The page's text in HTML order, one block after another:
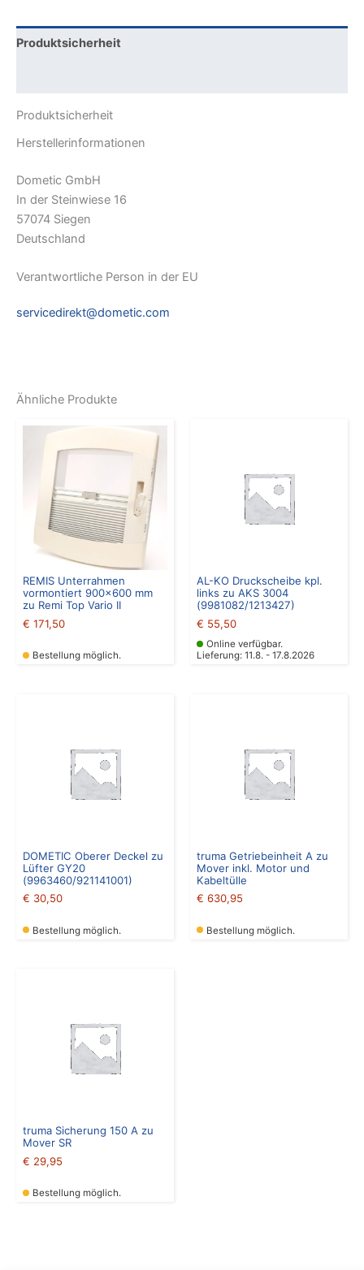
Produktsicherheit
Produktsicherheit
Herstellerinformationen
Dometic GmbH
In der Steinwiese 16
57074 Siegen
Deutschland
Verantwortliche Person in der EU
servicedirekt@dometic.com
Ähnliche Produkte
REMIS Unterrahmen
vormontiert 900×600 mm
zu Remi Top Vario II
€ 171,50
Bestellung möglich.
AL-KO Druckscheibe kpl.
links zu AKS 3004
(9981082/1213427)
€ 55,50
Online verfügbar.
Lieferung: 11.8. - 17.8.2026
DOMETIC Oberer Deckel zu
Lüfter GY20
(9963460/921141001)
€ 30,50
Bestellung möglich.
truma Getriebeinheit A zu
Mover inkl. Motor und
Kabeltülle
€ 630,95
Bestellung möglich.
truma Sicherung 150 A zu
Mover SR
€ 29,95
Bestellung möglich.